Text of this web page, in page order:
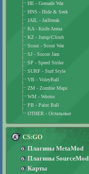
HE - Grenade War
HNS - Hide & Seek
JAIL - Jailbreak
KA - Knife Arena
KZ - Jump/Climb
Scout - Scout War
SJ - Soccer Jam
SP - Speed Strike
SURF - Surf Style
VB - VoleyBall
ZM - Zombie Maps
WM - Worms
PB - Paint Ball
OTHER - Остальные
CS:GO
Плагины MetaMod
Плагины SourceMod
Карты